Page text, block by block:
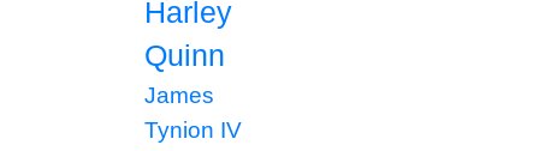
Harley
Quinn
James
Tynion IV